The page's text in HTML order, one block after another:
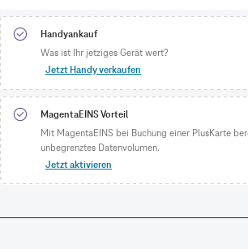
Handyankauf
Was ist Ihr jetziges Gerät wert?
Jetzt Handy verkaufen
MagentaEINS Vorteil
Mit MagentaEINS bei Buchung einer PlusKarte
unbegrenztes Datenvolumen.
Jetzt aktivieren